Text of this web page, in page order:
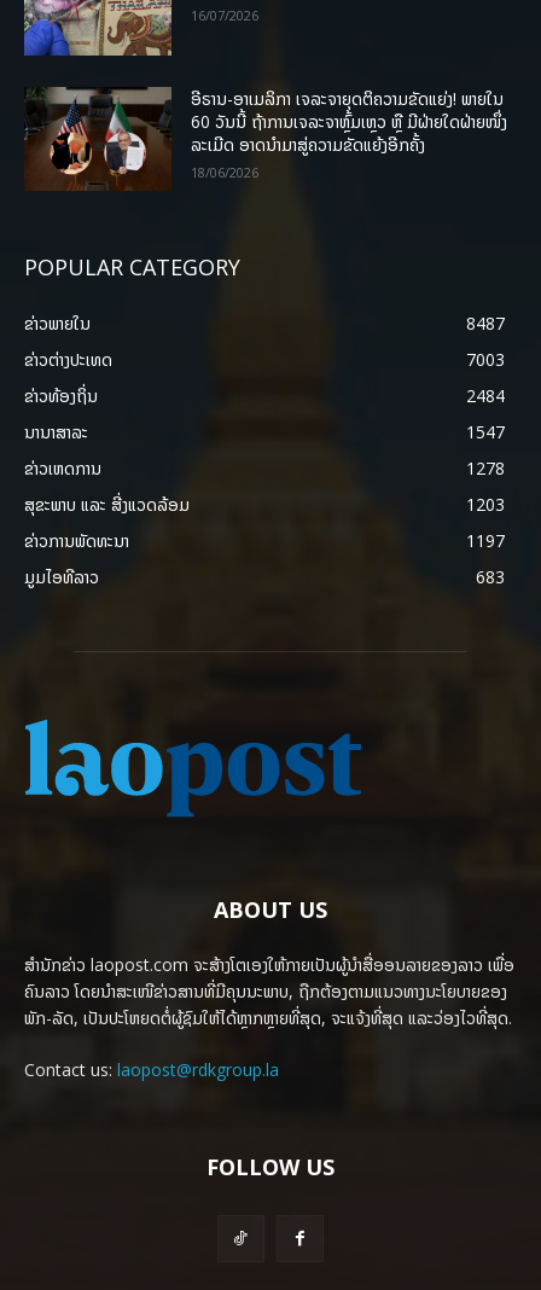
16/07/2026
ອີຣານ-ອາເມລິກາ ເຈລະຈາຍຸດຕິຄວາມຂັດແຍ່ງ! ພາຍໃນ
60 ວັນນີ້ ຖ້າການເຈລະຈາຫຼົ້ມເຫຼວ ຫຼື ມີຝ່າຍໃດຝ່າຍໜຶ່ງ
ລະເມີດ ອາດນໍາມາສູ່ຄວາມຂັດແຍ້ງອີກຄັ້ງ
18/06/2026
POPULAR CATEGORY
ຂ່າວພາຍ​ໃນ
8487
ຂ່າວຕ່າງປະເທດ
7003
ຂ່າວທ້ອງຖິ່ນ
2484
ນານາສາລະ
1547
ຂ່າວເຫດການ
1278
ສຸຂະພາບ ແລະ ສີ່ງແວດລ້ອມ
1203
ຂ່າວການພັດທະນາ
1197
ມູມໄອທີລາວ
683
ABOUT US
ສຳນັກຂ່າວ laopost.com ຈະສ້າງໂຕເອງໃຫ້ກາຍເປັນຜູ້ນຳສື່ອອນລາຍຂອງລາວ ເພື່ອ
ຄົນລາວ ໂດຍນຳສະເໜີຂ່າວສານທີ່ມີຄຸນນະພາບ, ຖືກຕ້ອງຕາມແນວທາງນະໂຍບາຍຂອງ
ພັກ-ລັດ, ເປັນປະໂຫຍດຕໍ່ຜູ້ຊົມໃຫ້ໄດ້ຫຼາກຫຼາຍທີ່ສຸດ, ຈະແຈ້ງທີ່ສຸດ ແລະວ່ອງໄວທີ່ສຸດ.
Contact us: laopost@rdkgroup.la
FOLLOW US